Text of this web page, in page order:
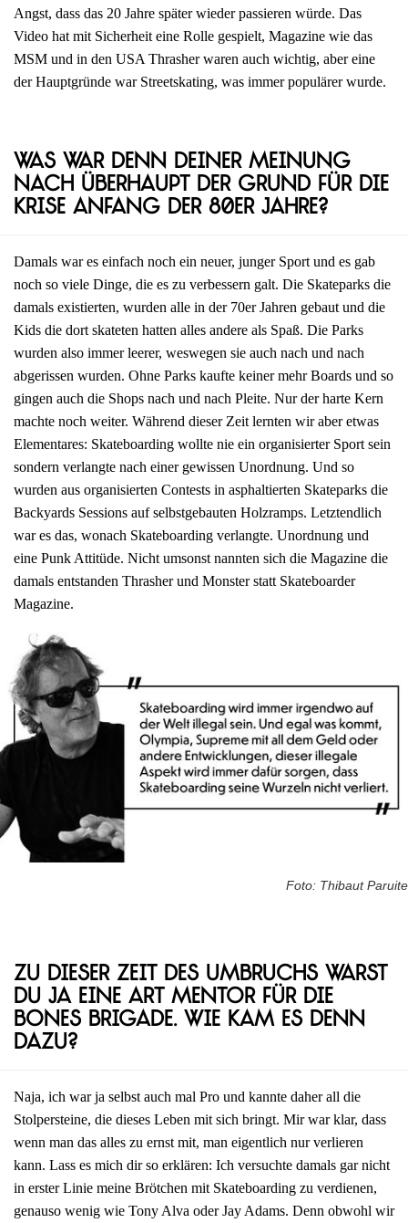
Angst, dass das 20 Jahre später wieder passieren würde. Das
Video hat mit Sicherheit eine Rolle gespielt, Magazine wie das
MSM und in den USA Thrasher waren auch wichtig, aber eine
der Hauptgründe war Streetskating, was immer populärer wurde.
Was war denn deiner Meinung
nach überhaupt der Grund für die
Krise Anfang der 80er Jahre?
Damals war es einfach noch ein neuer, junger Sport und es gab
noch so viele Dinge, die es zu verbessern galt. Die Skateparks die
damals existierten, wurden alle in der 70er Jahren gebaut und die
Kids die dort skateten hatten alles andere als Spaß. Die Parks
wurden also immer leerer, weswegen sie auch nach und nach
abgerissen wurden. Ohne Parks kaufte keiner mehr Boards und so
gingen auch die Shops nach und nach Pleite. Nur der harte Kern
machte noch weiter. Während dieser Zeit lernten wir aber etwas
Elementares: Skateboarding wollte nie ein organisierter Sport sein
sondern verlangte nach einer gewissen Unordnung. Und so
wurden aus organisierten Contests in asphaltierten Skateparks die
Backyards Sessions auf selbstgebauten Holzramps. Letztendlich
war es das, wonach Skateboarding verlangte. Unordnung und
eine Punk Attitüde. Nicht umsonst nannten sich die Magazine die
damals entstanden Thrasher und Monster statt Skateboarder
Magazine.
Foto: Thibaut Paruite
Zu dieser Zeit des Umbruchs warst
du ja eine Art Mentor für die
Bones Brigade. Wie kam es denn
dazu?
Naja, ich war ja selbst auch mal Pro und kannte daher all die
Stolpersteine, die dieses Leben mit sich bringt. Mir war klar, dass
wenn man das alles zu ernst mit, man eigentlich nur verlieren
kann. Lass es mich dir so erklären: Ich versuchte damals gar nicht
in erster Linie meine Brötchen mit Skateboarding zu verdienen,
genauso wenig wie Tony Alva oder Jay Adams. Denn obwohl wir